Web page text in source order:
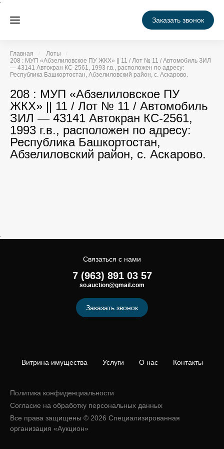
Заказать звонок
Главная
Лоты
208 : МУП «Абзелиловское ПУ ЖКХ» || 11 / Лот № 11 / Автомобиль ЗИЛ
— 43141 Автокран КС-2561, 1993 г.в., расположен по адресу:
Республика Башкортостан, Абзелиловский район, с. Аскарово.
208 : МУП «Абзелиловское ПУ
ЖКХ» || 11 / Лот № 11 / Автомобиль
ЗИЛ — 43141 Автокран КС-2561,
1993 г.в., расположен по адресу:
Республика Башкортостан,
Абзелиловский район, с. Аскарово.
Витрина имущества Услуги О нас Контакты
Политика конфиденциальности
Согласие на обработку персональных данных
Все права защищены © 2026 Специализированная
организация «Аукцион»
Связаться с нами
7 (963) 891 03 57
so.auction@gmail.com
Заказать звонок